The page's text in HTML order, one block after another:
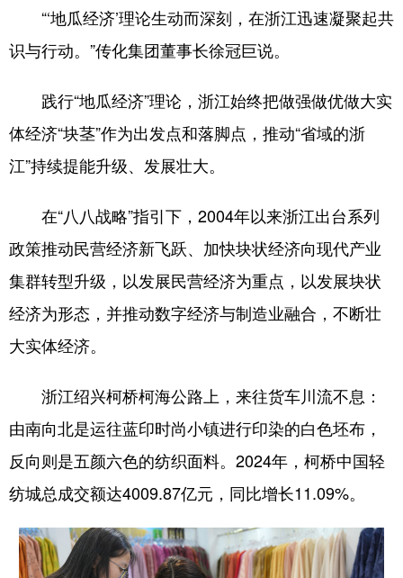
“‘地瓜经济’理论生动而深刻，在浙江迅速凝聚起共
识与行动。”传化集团董事长徐冠巨说。
践行“地瓜经济”理论，浙江始终把做强做优做大实
体经济“块茎”作为出发点和落脚点，推动“省域的浙
江”持续提能升级、发展壮大。
在“八八战略”指引下，2004年以来浙江出台系列
政策推动民营经济新飞跃、加快块状经济向现代产业
集群转型升级，以发展民营经济为重点，以发展块状
经济为形态，并推动数字经济与制造业融合，不断壮
大实体经济。
浙江绍兴柯桥柯海公路上，来往货车川流不息：
由南向北是运往蓝印时尚小镇进行印染的白色坯布，
反向则是五颜六色的纺织面料。2024年，柯桥中国轻
纺城总成交额达4009.87亿元，同比增长11.09%。